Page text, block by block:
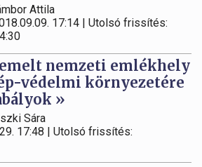
Attila
17:14 | Utolsó frissítés:
nemzeti emlékhely
védelmi környezetére
»
Sára
17:48 | Utolsó frissítés: